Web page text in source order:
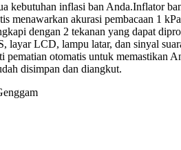
kebutuhan inflasi ban Anda.Inflator
menawarkan akurasi pembacaan 1
dengan 2 tekanan yang dapat
layar LCD, lampu latar, dan sinyal
pematian otomatis untuk memastikan
disimpan dan diangkut.